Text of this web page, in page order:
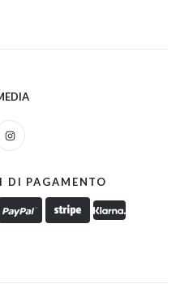
DI PAGAMENTO